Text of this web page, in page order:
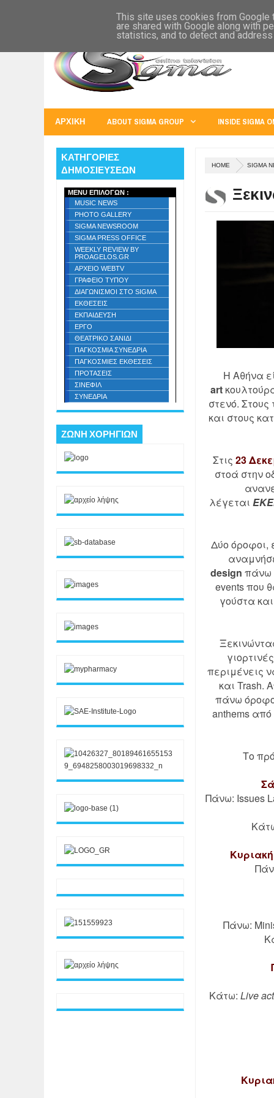
EUROPE U.S.A. AUSTRALIA
ΑΡΧΙΚΗ ABOUT SIGMA GROUP INSIDE SIGMA
HOME SIGMA
Η Αθήνα
art
στενό.
και στους
Στις23
στοά στην
λέγεται
Δύο όροφοι,
design πάνω
events που
γούστα
περιμένεις
και Trash.
πάνω όροφο
anthems
Το
Πάνω: Issues
Πάνω:
Κάτω:Live
ΚΑΤΗΓΟΡΙΕΣ
ΔΗΜΟΣΙΕΥΣΕΩΝ
MENU ΕΠΙΛΟΓΩΝ :
MUSIC NEWS
PHOTO GALLERY
SIGMA NEWSROOM
SIGMA PRESS OFFICE
WEEKLY REVIEW BY
PROAGELOS.GR
ΑΡΧΕΙΟ WEBTV
ΓΡΑΦΕΙΟ ΤΥΠΟΥ
ΔΙΑΓΩΝΙΣΜΟΙ ΣΤΟ SIGMA
ΕΚΘΕΣΕΙΣ
ΕΚΠΑΙΔΕΥΣΗ
ΕΡΓΟ
ΘΕΑΤΡΙΚΟ ΣΑΝΙΔΙ
ΠΑΓΚΟΣΜΙΑ ΣΥΝΕΔΡΙΑ
ΠΑΓΚΟΣΜΙΕΣ ΕΚΘΕΣΕΙΣ
ΠΡΟΤΑΣΕΙΣ
ΣΙΝΕΦΙΛ
ΣΥΝΕΔΡΙΑ
ΖΩΝΗ ΧΟΡΗΓΙΩΝ
This site uses cookies from Google
are shared with Google along with
statistics, and to detect and address